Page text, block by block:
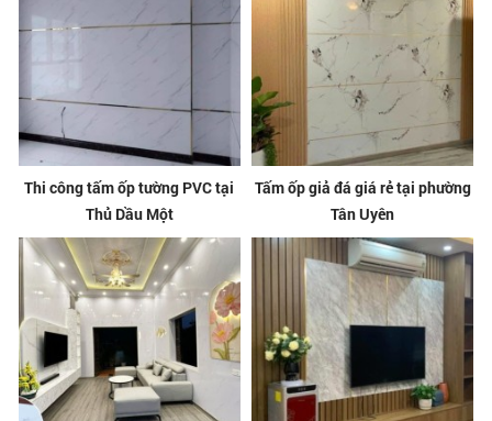
Thi công tấm ốp tường PVC tại
Thủ Dầu Một
Tấm ốp giả đá giá rẻ tại phường
Tân Uyên